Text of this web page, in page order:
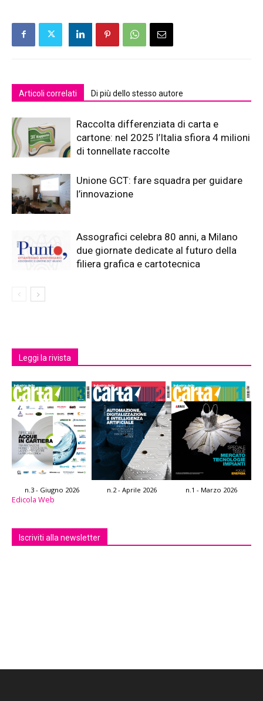
Articoli correlati Di più dello stesso autore
Raccolta differenziata di carta e
cartone: nel 2025 l’Italia sfiora 4 milioni
di tonnellate raccolte
Unione GCT: fare squadra per guidare
l’innovazione
Assografici celebra 80 anni, a Milano
due giornate dedicate al futuro della
filiera grafica e cartotecnica
Leggi la rivista
n.3 - Giugno 2026 n.2 - Aprile 2026 n.1 - Marzo 2026
Edicola Web
Iscriviti alla newsletter